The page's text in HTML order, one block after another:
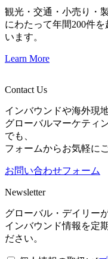
観光・交通・小売り・
にわたって年間200件
います。
Learn More
Contact Us
インバウンドや海外現
グローバルマーケティ
でも、
フォームからお気軽に
お問い合わせフォーム
Newsletter
グローバル・デイリー
インバウンド情報を定
ださい。